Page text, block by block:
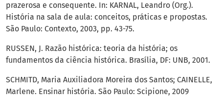
prazerosa e consequente. In: KARNAL, Leandro (Org.).
História na sala de aula: conceitos, práticas e propostas.
São Paulo: Contexto, 2003, pp. 43-75.
RUSSEN, J. Razão histórica: teoria da história; os
fundamentos da ciência histórica. Brasília, DF: UNB, 2001.
SCHMITD, Maria Auxiliadora Moreira dos Santos; CAINELLE,
Marlene. Ensinar história. São Paulo: Scipione, 2009